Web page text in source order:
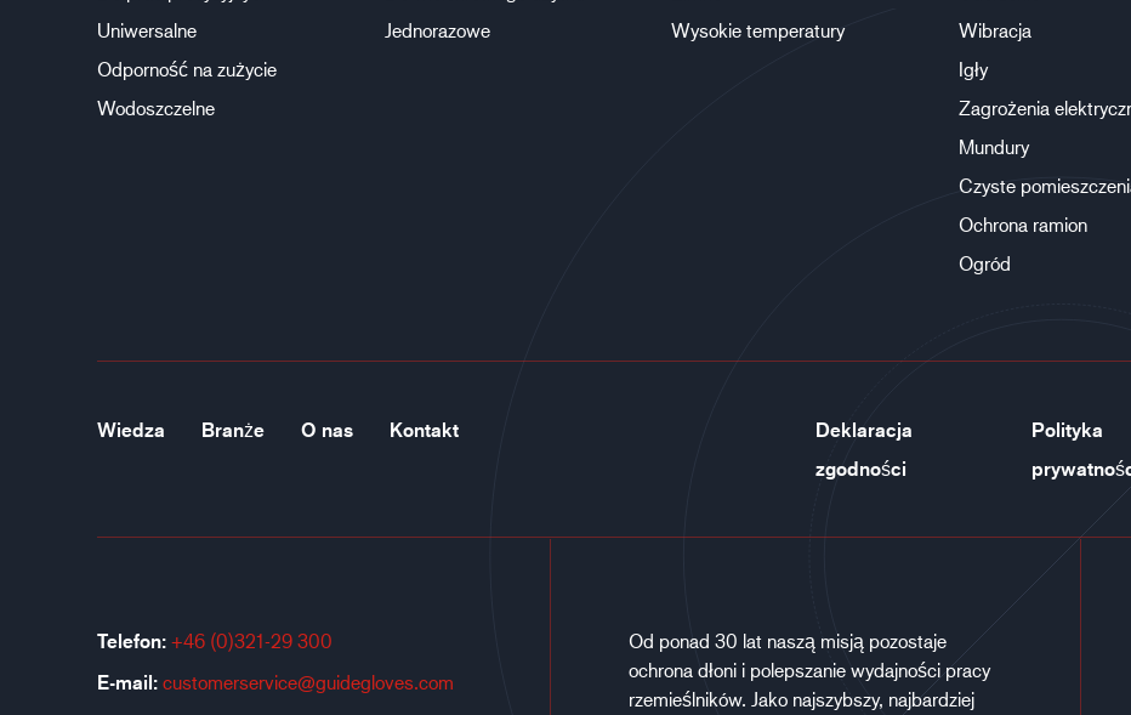
Uniwersalne
Odporność na zużycie
Wodoszczelne
Jednorazowe
Wysokie temperatury
Wibracja
Igły
Zagrożenia
Mundury
Czyste
Ochrona ramion
Ogród
Wiedza Branże O nas Kontakt
Deklaracja
zgodności
Polityka
Telefon: +46 (0)321-29 300
E-mail: customerservice@guidegloves.com
Od ponad 30 lat naszą misją pozostaje
ochrona dłoni i polepszanie wydajności pracy
rzemieślników. Jako najszybszy, najbardziej